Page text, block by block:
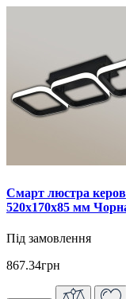
Смарт люстра
520x170x85 мм
Під замовлення
867.34грн